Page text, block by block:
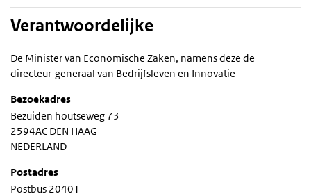
Verantwoordelijke
De Minister van Economische Zaken, namens deze de
directeur-generaal van Bedrijfsleven en Innovatie
Bezoekadres
Bezuiden houtseweg 73
2594AC DEN HAAG
NEDERLAND
Postadres
Postbus 20401